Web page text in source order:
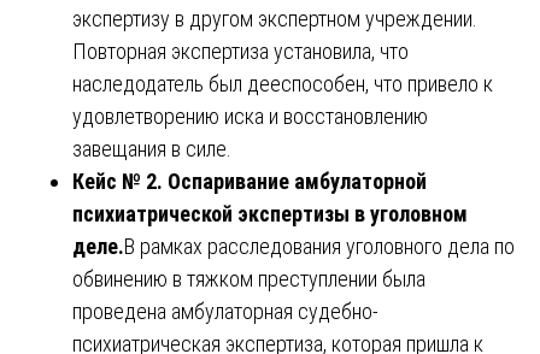
экспертизу в другом экспертном учреждении.
Повторная экспертиза установила, что
наследодатель был дееспособен, что привело к
удовлетворению иска и восстановлению
завещания в силе.
Кейс № 2. Оспаривание амбулаторной
психиатрической экспертизы в уголовном
деле.В рамках расследования уголовного дела по
обвинению в тяжком преступлении была
проведена амбулаторная судебно-
психиатрическая экспертиза, которая пришла к